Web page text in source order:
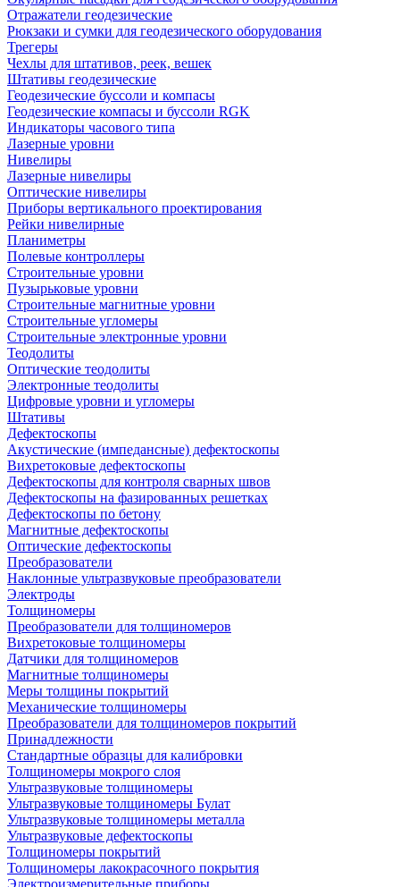
Отражатели геодезические
Рюкзаки и сумки для геодезического оборудования
Трегеры
Чехлы для штативов, реек, вешек
Штативы геодезические
Геодезические буссоли и компасы
Геодезические компасы и буссоли RGK
Индикаторы часового типа
Лазерные уровни
Нивелиры
Лазерные нивелиры
Оптические нивелиры
Приборы вертикального проектирования
Рейки нивелирные
Планиметры
Полевые контроллеры
Строительные уровни
Пузырьковые уровни
Строительные магнитные уровни
Строительные угломеры
Строительные электронные уровни
Теодолиты
Оптические теодолиты
Электронные теодолиты
Цифровые уровни и угломеры
Штативы
Дефектоскопы
Акустические (импедансные) дефектоскопы
Вихретоковые дефектоскопы
Дефектоскопы для контроля сварных швов
Дефектоскопы на фазированных решетках
Дефектоскопы по бетону
Магнитные дефектоскопы
Оптические дефектоскопы
Преобразователи
Наклонные ультразвуковые преобразователи
Электроды
Толщиномеры
Преобразователи для толщиномеров
Вихретоковые толщиномеры
Датчики для толщиномеров
Магнитные толщиномеры
Меры толщины покрытий
Механические толщиномеры
Преобразователи для толщиномеров покрытий
Принадлежности
Стандартные образцы для калибровки
Толщиномеры мокрого слоя
Ультразвуковые толщиномеры
Ультразвуковые толщиномеры Булат
Ультразвуковые толщиномеры металла
Ультразвуковые дефектоскопы
Толщиномеры покрытий
Толщиномеры лакокрасочного покрытия
Электроизмерительные приборы